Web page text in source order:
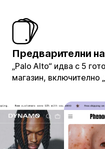
Предварителни
„Palo Alto“ идва с 5
магазин, включително